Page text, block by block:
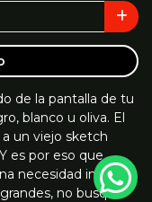
de la pantalla de tu
blanco u oliva. El
un viejo sketch
es por eso que
necesidad integral
no busque